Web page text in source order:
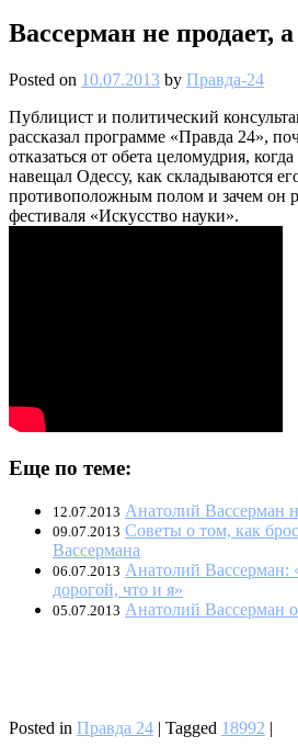
Вассерман не продает,
Posted on 10.07.2013 by Правда-24
Публицист и политический
рассказал программе «Правда 24»,
отказаться от обета целомудрия,
навещал Одессу, как складываются
противоположным полом и зачем он
фестиваля «Искусство науки».
Еще по теме:
12.07.2013 Анатолий Вассерман
09.07.2013 Советы о том, как
Вассермана
06.07.2013 Анатолий Вассерман:
дорогой, что и я»
05.07.2013 Анатолий Вассерман
Posted in Правда 24 | Tagged 18992 |